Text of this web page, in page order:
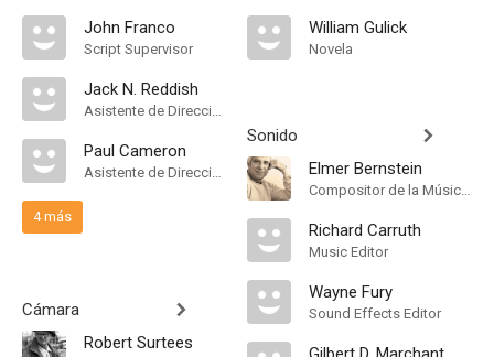
John Franco
Script Supervisor
Jack N. Reddish
Asistente de Dirección
Paul Cameron
Asistente de Dirección
4 más
Cámara
Robert Surtees
William Gulick
Novela
Sonido
Elmer Bernstein
Compositor de la Música Original, Música
Richard Carruth
Music Editor
Wayne Fury
Sound Effects Editor